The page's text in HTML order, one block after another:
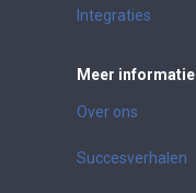
Integraties
Meer informatie
Over ons
Succesverhalen